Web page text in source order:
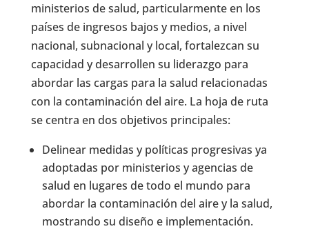
ministerios de salud, particularmente en los
países de ingresos bajos y medios, a nivel
nacional, subnacional y local, fortalezcan su
capacidad y desarrollen su liderazgo para
abordar las cargas para la salud relacionadas
con la contaminación del aire. La hoja de ruta
se centra en dos objetivos principales:
Delinear medidas y políticas progresivas ya
adoptadas por ministerios y agencias de
salud en lugares de todo el mundo para
abordar la contaminación del aire y la salud,
mostrando su diseño e implementación.